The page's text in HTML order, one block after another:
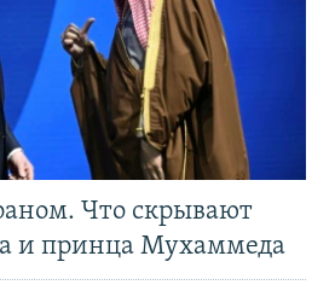
Что скрывают
и принца Мухаммеда